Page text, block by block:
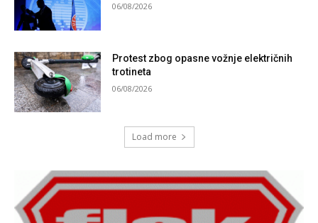
06/08/2026
Protest zbog opasne vožnje električnih
trotineta
06/08/2026
Load more